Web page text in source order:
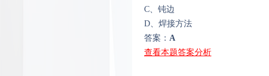
C、钝边
D、焊接方法
答案： A
查看本题答案分析